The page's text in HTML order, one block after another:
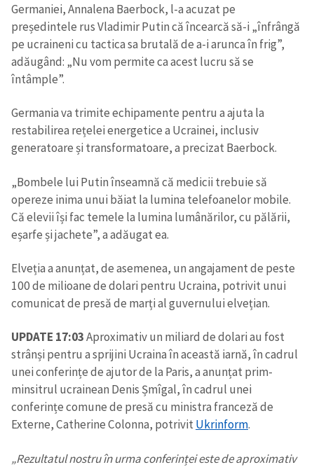
Germaniei, Annalena Baerbock, l-a acuzat pe
președintele rus Vladimir Putin că încearcă să-i „înfrângă
pe ucraineni cu tactica sa brutală de a-i arunca în frig”,
adăugând: „Nu vom permite ca acest lucru să se
întâmple”.
Germania va trimite echipamente pentru a ajuta la
restabilirea rețelei energetice a Ucrainei, inclusiv
generatoare și transformatoare, a precizat Baerbock.
„Bombele lui Putin înseamnă că medicii trebuie să
opereze inima unui băiat la lumina telefoanelor mobile.
Că elevii își fac temele la lumina lumânărilor, cu pălării,
eșarfe și jachete”, a adăugat ea.
Elveția a anunțat, de asemenea, un angajament de peste
100 de milioane de dolari pentru Ucraina, potrivit unui
comunicat de presă de marți al guvernului elvețian.
UPDATE 17:03Aproximativ un miliard de dolari au fost
strânși pentru a sprijini Ucraina în această iarnă, în cadrul
unei conferințe de ajutor de la Paris, a anunțat prim-
minsitrul ucrainean Denis Șmîgal, în cadrul unei
conferințe comune de presă cu ministra franceză de
Externe, Catherine Colonna, potrivit Ukrinform.
„Rezultatul nostru în urma conferinței este de aproximativ